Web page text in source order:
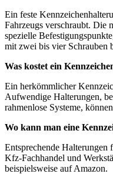
Ein feste
Fahrzeugs verschraubt. Die
spezielle
mit zwei bis vier Schrauben
Was kostet ein
Ein herkömmlicher
Aufwendige Halterungen,
rahmenlose Systeme,
Wo kann man eine
Entsprechende
Kfz-Fachhandel und
beispielsweise auf Amazon.